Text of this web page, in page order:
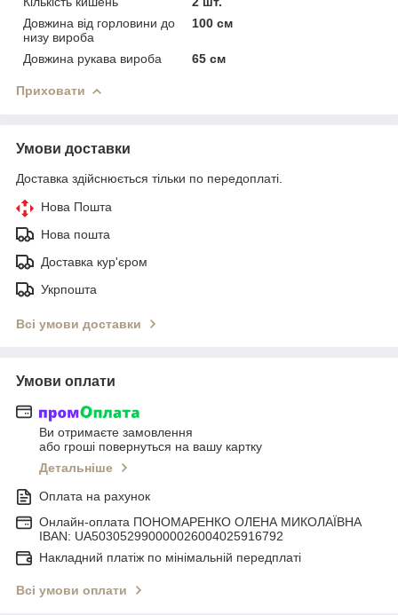
Довжина від горловини до
низу вироба
100 см
Довжина рукава вироба 65 см
Приховати
Умови доставки
Доставка здійснюється тільки по передоплаті.
Нова Пошта
Нова пошта
Доставка кур'єром
Укрпошта
Всі умови доставки
Умови оплати
Ви отримаєте замовлення
або гроші повернуться на вашу картку
Детальніше
Оплата на рахунок
Онлайн-оплата ПОНОМАРЕНКО ОЛЕНА МИКОЛАЇВНА
IBAN: UA503052990000026004025916792
Накладний платіж по мінімальній передплаті
Всі умови оплати